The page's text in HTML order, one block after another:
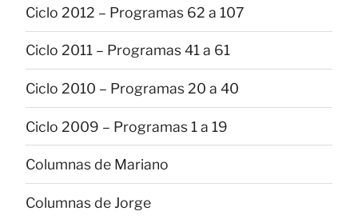
Ciclo 2012 – Programas 62 a 107
Ciclo 2011 – Programas 41 a 61
Ciclo 2010 – Programas 20 a 40
Ciclo 2009 – Programas 1 a 19
Columnas de Mariano
Columnas de Jorge